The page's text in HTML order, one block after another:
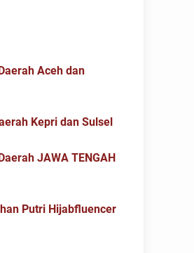
Aceh dan
Kepri dan Sulsel
JAWA TENGAH
Putri Hijabfluencer